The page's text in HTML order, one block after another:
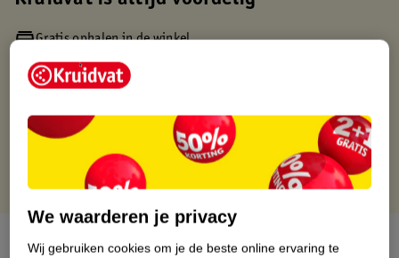
Gratis ophalen in de winkel
Op werkdagen voor 22:00 uur besteld, volgende dag in huis
Gratis thuisbezorgd vanaf 50.00
Gratis punten met je Kruidvat kaart
Over dit product
We waarderen je privacy
Wij gebruiken cookies om je de beste online ervaring te